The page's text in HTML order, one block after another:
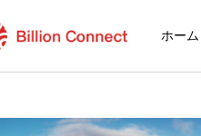
ホーム
地の周遊プラン